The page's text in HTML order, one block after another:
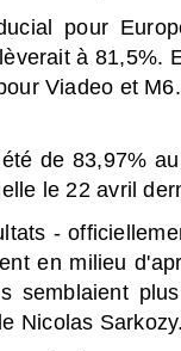
pour
à 81,5%.
Viadeo et
de 83,97%
le 22 avril
-
en milieu
semblaient
Nicolas